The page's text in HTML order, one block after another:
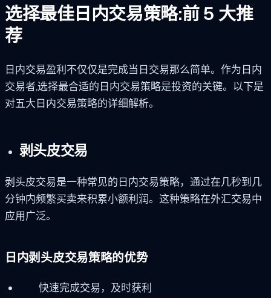
选择最佳日内交易策略:前 5 大推
荐
日内交易盈利不仅仅是完成当日交易那么简单。作为日内
交易者,选择最合适的日内交易策略是投资的关键。以下是
对五大日内交易策略的详细解析。
剥头皮交易
剥头皮交易是一种常见的日内交易策略，通过在几秒到几
分钟内频繁买卖来积累小额利润。这种策略在外汇交易中
应用广泛。
日内剥头皮交易策略的优势
快速完成交易，及时获利